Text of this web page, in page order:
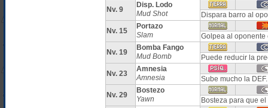
Nv. 9
Disp. Lodo
Mud Shot
Dispara barro al
Nv. 15
Portazo
Slam
Golpea al oponente
Nv. 19
Bomba Fango
Mud Bomb
Puede reducir la
Nv. 23
Amnesia
Amnesia
Sube mucho la
Nv. 29
Bostezo
Yawn
Bosteza para que